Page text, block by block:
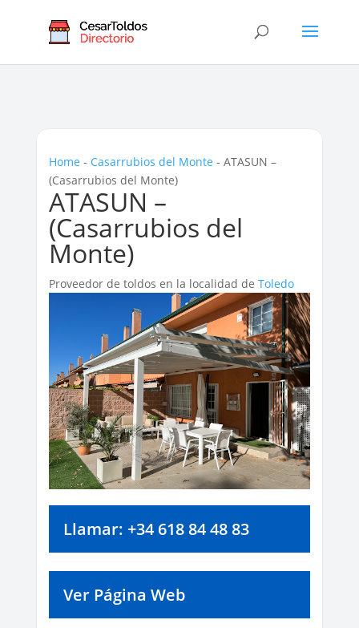
Home - Casarrubios del Monte - ATASUN –
(Casarrubios del Monte)
ATASUN –
(Casarrubios del
Monte)
Proveedor de toldos en la localidad de Toledo
Llamar: +34 618 84 48 83
Ver Página Web